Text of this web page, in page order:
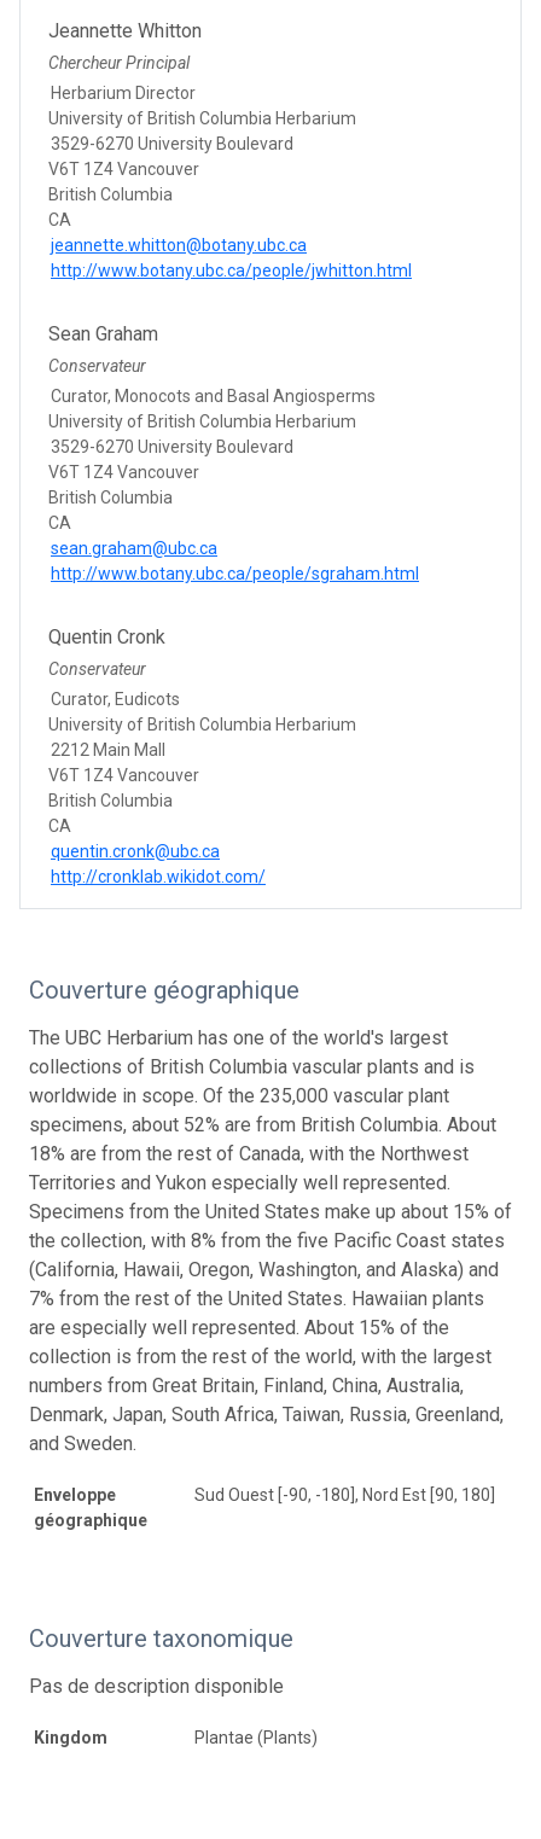
Jeannette Whitton
Chercheur Principal
Herbarium Director
University of British Columbia Herbarium
3529-6270 University Boulevard
V6T 1Z4 Vancouver
British Columbia
CA
jeannette.whitton@botany.ubc.ca
http://www.botany.ubc.ca/people/jwhitton.html
Sean Graham
Conservateur
Curator, Monocots and Basal Angiosperms
University of British Columbia Herbarium
3529-6270 University Boulevard
V6T 1Z4 Vancouver
British Columbia
CA
sean.graham@ubc.ca
http://www.botany.ubc.ca/people/sgraham.html
Quentin Cronk
Conservateur
Curator, Eudicots
University of British Columbia Herbarium
2212 Main Mall
V6T 1Z4 Vancouver
British Columbia
CA
quentin.cronk@ubc.ca
http://cronklab.wikidot.com/
Couverture géographique
The UBC Herbarium has one of the world's largest
collections of British Columbia vascular plants and is
worldwide in scope. Of the 235,000 vascular plant
specimens, about 52% are from British Columbia. About
18% are from the rest of Canada, with the Northwest
Territories and Yukon especially well represented.
Specimens from the United States make up about 15% of
the collection, with 8% from the five Pacific Coast states
(California, Hawaii, Oregon, Washington, and Alaska) and
7% from the rest of the United States. Hawaiian plants
are especially well represented. About 15% of the
collection is from the rest of the world, with the largest
numbers from Great Britain, Finland, China, Australia,
Denmark, Japan, South Africa, Taiwan, Russia, Greenland,
and Sweden.
Enveloppe
géographique
Sud Ouest [-90, -180], Nord Est [90, 180]
Couverture taxonomique
Pas de description disponible
Kingdom Plantae (Plants)